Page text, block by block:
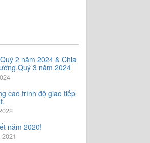
2 năm 2024 & Chia
Quý 3 năm 2024
cao trình độ giao tiếp
năm 2020!